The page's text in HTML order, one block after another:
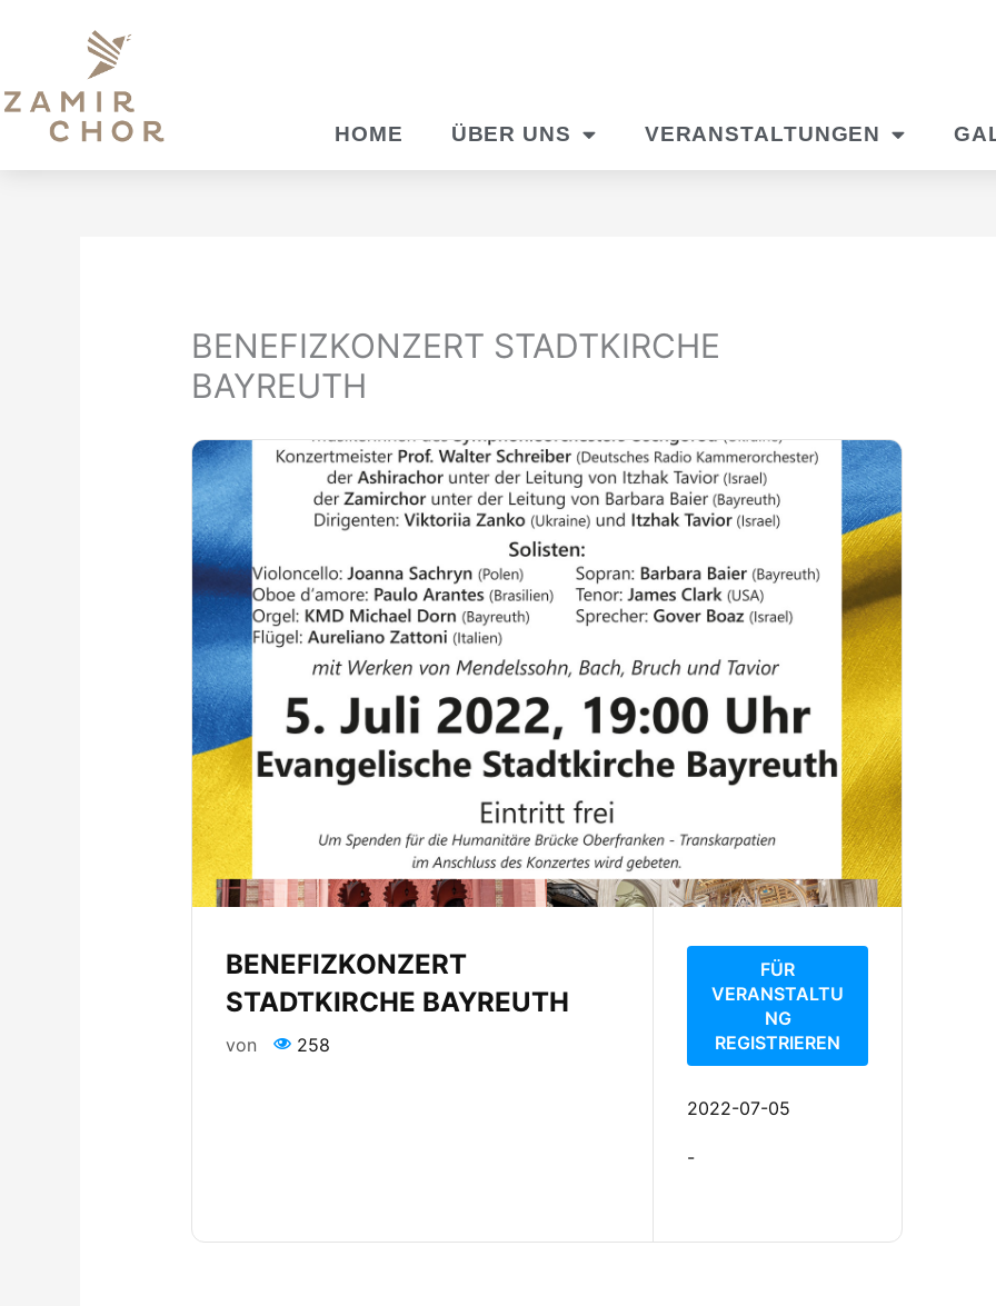
HOME ÜBER UNS VERANSTALTUNGEN
BENEFIZKONZERT STADTKIRCHE
BAYREUTH
BENEFIZKONZERT
STADTKIRCHE BAYREUTH
von 258
FÜR
VERANSTALTU
NG
REGISTRIEREN
2022-07-05
-